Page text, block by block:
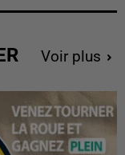
Voir plus